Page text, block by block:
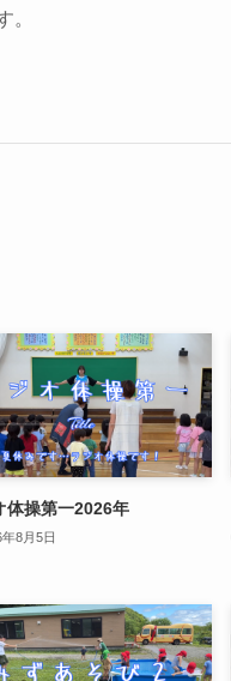
。
体操第一2026年
8月5日